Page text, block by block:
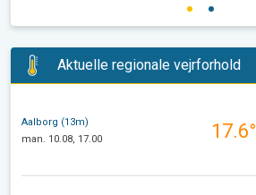
Aktuelle regionale vejrforhold
Aalborg (13m)
man. 10.08, 17.00
17.6°